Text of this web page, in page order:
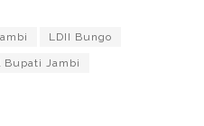
LDII Bungo
Bupati Jambi